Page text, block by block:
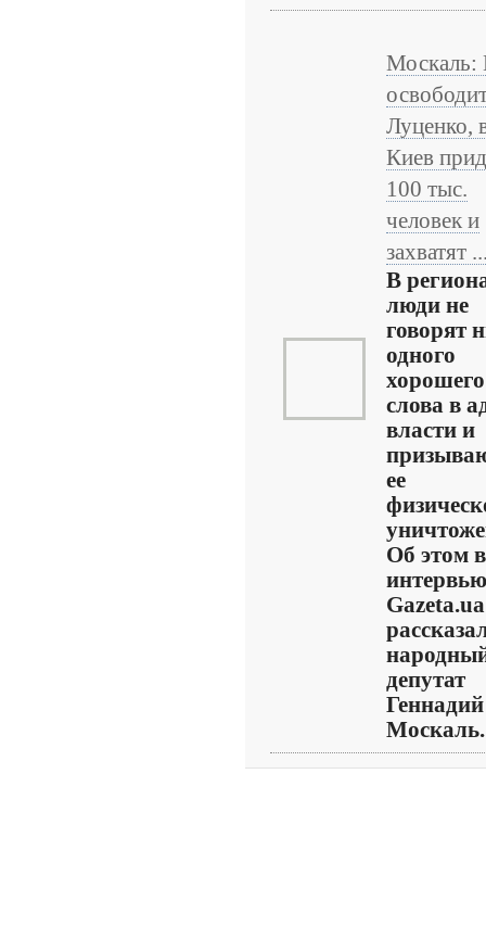
Москаль:
Луценко,
Киев
100 тыс.
человек и
захватят
В
люди не
говорят
одного
хорошего
слова в
власти и
ее
Об этом в
интервью
Gazeta.ua
депутат
Геннадий
Москаль.